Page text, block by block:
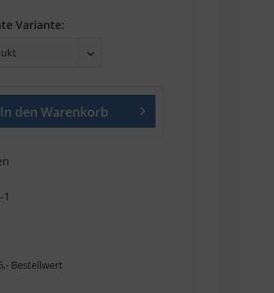
Variante:
In den Warenkorb
Bestellwert